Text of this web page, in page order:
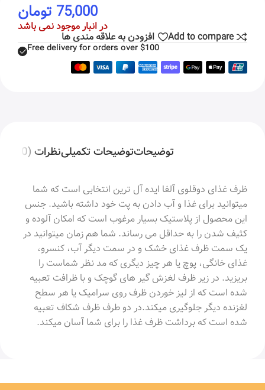
75,000 تومان
در انبار موجود نمی باشد
Add to compare افزودن به علاقه مندی ها
Free delivery for orders over $100
توضیحاتتوضیحات تکمیلینظرات (0)
ظرف غذای دوقلوی آلفا ایده آل ترین انتخابی است که شما
میتوانید برای غذا و آب دادن به پت خود داشته باشید. جنس
این محصول از پلاستیک بسیار مرغوب است که امکان آلوده و
کثیف شدن را به حداقل می رساند. شما هم زمان میتوانید در
یک سمت ظرف غذای خشک و در سمت دیگر آب، کنسرو،
غذای خانگی، پوچ یا هر چیز دیگری که مد نظر شماست را
بریزید. در زیر ظرف لغزش گیر های گوچک و با ظرافت تعبیه
شده است که از لیز خوردن ظرف روی سرامیک یا هر سطح
لغزنده دیگر جلوگیری میکند.در دو طرف ظرف شکاف تعبیه
شده است که برداشت ظرف غذا را برای شما آسان میکند.